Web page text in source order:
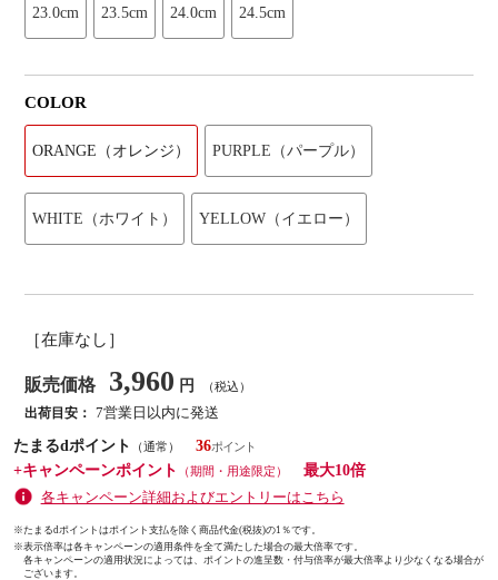
23.0cm 23.5cm 24.0cm 24.5cm
COLOR
ORANGE（オレンジ） PURPLE（パープル）
WHITE（ホワイト） YELLOW（イエロー）
［在庫なし］
販売価格 3,960 円 （税込）
出荷目安： 7営業日以内に発送
たまるdポイント
（通常）
36
+キャンペーンポイント
（期間・用途限定）
最大10倍
各キャンペーン詳細およびエントリーはこちら
※たまるdポイントはポイント支払を除く商品代金(税抜)の1％です。
※表示倍率は各キャンペーンの適用条件を全て満たした場合の最大倍率です。
各キャンペーンの適用状況によっては、ポイントの進呈数・付与倍率が最大倍率より少なくなる場合が
ございます。